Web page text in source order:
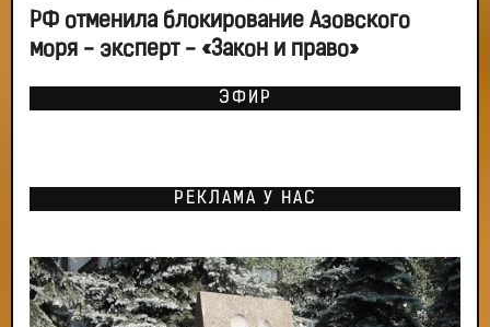
РФ отменила блокирование Азовского
моря - эксперт - «Закон и право»
ЭФИР
РЕКЛАМА У НАС